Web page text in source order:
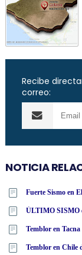
Recibe
correo:
NOTICIA